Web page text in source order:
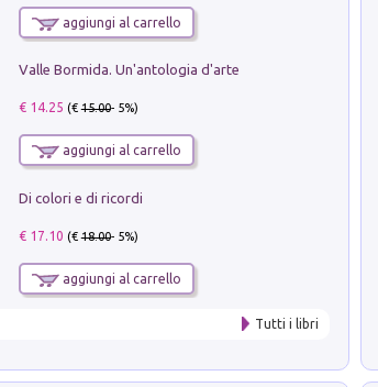
aggiungi al carrello
Valle Bormida. Un'antologia d'arte
€ 14.25 (€15.00- 5%)
aggiungi al carrello
Di colori e di ricordi
€ 17.10 (€18.00- 5%)
aggiungi al carrello
Tutti i libri